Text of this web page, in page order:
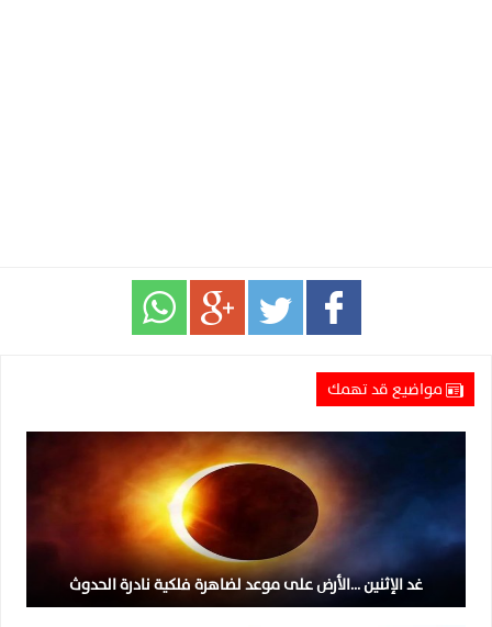
مواضيع قد تهمك
غد الإثنين …الأرض على موعد لضاهرة فلكية نادرة الحدوث